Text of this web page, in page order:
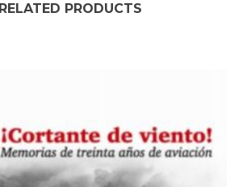
RELATED PRODUCTS